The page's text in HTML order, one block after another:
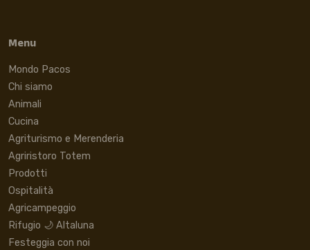
Menu
Mondo Pacos
Chi siamo
Animali
Cucina
Agriturismo e Merenderia
Agriristoro Totem
Prodotti
Ospitalità
Agricampeggio
Rifugio 🌙 Altaluna
Festeggia con noi